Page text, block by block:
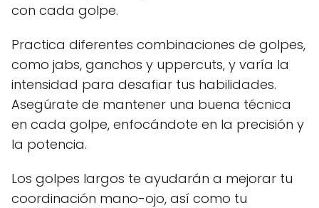
con cada golpe.
Practica diferentes combinaciones de golpes,
como jabs, ganchos y uppercuts, y varía la
intensidad para desafiar tus habilidades.
Asegúrate de mantener una buena técnica
en cada golpe, enfocándote en la precisión y
la potencia.
Los golpes largos te ayudarán a mejorar tu
coordinación mano-ojo, así como tu